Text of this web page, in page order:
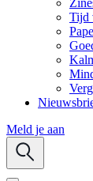
Tijd
Meld je aan